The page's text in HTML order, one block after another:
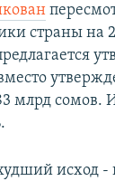
страны на
млрд сомов.
исход -